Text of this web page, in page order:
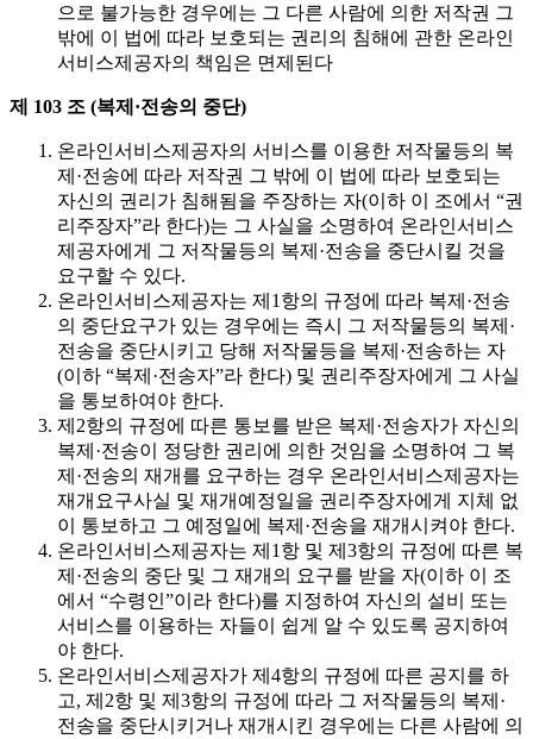
으로 불가능한 경우에는 그 다른 사람에 의한 저작권 그
밖에 이 법에 따라 보호되는 권리의 침해에 관한 온라인
서비스제공자의 책임은 면제된다
제 103 조 (복제·전송의 중단)
온라인서비스제공자의 서비스를 이용한 저작물등의 복
제·전송에 따라 저작권 그 밖에 이 법에 따라 보호되는
자신의 권리가 침해됨을 주장하는 자(이하 이 조에서 “권
리주장자”라 한다)는 그 사실을 소명하여 온라인서비스
제공자에게 그 저작물등의 복제·전송을 중단시킬 것을
요구할 수 있다.
온라인서비스제공자는 제1항의 규정에 따라 복제·전송
의 중단요구가 있는 경우에는 즉시 그 저작물등의 복제·
전송을 중단시키고 당해 저작물등을 복제·전송하는 자
(이하 “복제·전송자”라 한다) 및 권리주장자에게 그 사실
을 통보하여야 한다.
제2항의 규정에 따른 통보를 받은 복제·전송자가 자신의
복제·전송이 정당한 권리에 의한 것임을 소명하여 그 복
제·전송의 재개를 요구하는 경우 온라인서비스제공자는
재개요구사실 및 재개예정일을 권리주장자에게 지체 없
이 통보하고 그 예정일에 복제·전송을 재개시켜야 한다.
온라인서비스제공자는 제1항 및 제3항의 규정에 따른 복
제·전송의 중단 및 그 재개의 요구를 받을 자(이하 이 조
에서 “수령인”이라 한다)를 지정하여 자신의 설비 또는
서비스를 이용하는 자들이 쉽게 알 수 있도록 공지하여
야 한다.
온라인서비스제공자가 제4항의 규정에 따른 공지를 하
고, 제2항 및 제3항의 규정에 따라 그 저작물등의 복제·
전송을 중단시키거나 재개시킨 경우에는 다른 사람에 의